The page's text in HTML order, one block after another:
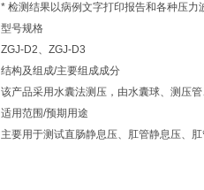
* 检测结果以病例文字打印报告和各种压力
型号规格
ZGJ-D2、ZGJ-D3
结构及组成/主要组成成分
该产品采用水囊法测压，由水囊球、测压
适用范围/预期用途
主要用于测试直肠静息压、肛管静息压、